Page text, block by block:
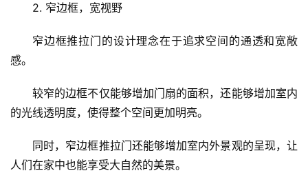
页
户
2. 窄边框，宽视野
窄边框推拉门的设计理念在于追求空间的通透和宽敞
感。
较窄的边框不仅能够增加门扇的面积，还能够增加室内
的光线透明度，使得整个空间更加明亮。
同时，窄边框推拉门还能够增加室内外景观的呈现，让
人们在家中也能享受大自然的美景。